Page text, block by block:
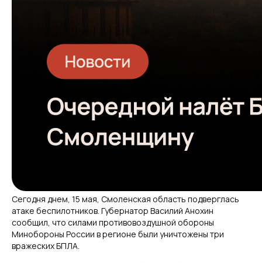
Сегодня днем, 15 мая, Смоленская область подверглась
атаке беспилотников. Губернатор Василий Анохин
сообщил, что силами противовоздушной обороны
Минобороны России в регионе были уничтожены три
вражеских БПЛА.